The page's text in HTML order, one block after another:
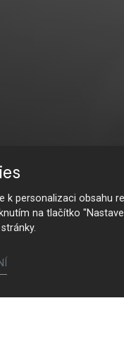
k personalizaci obsahu
na tlačítko